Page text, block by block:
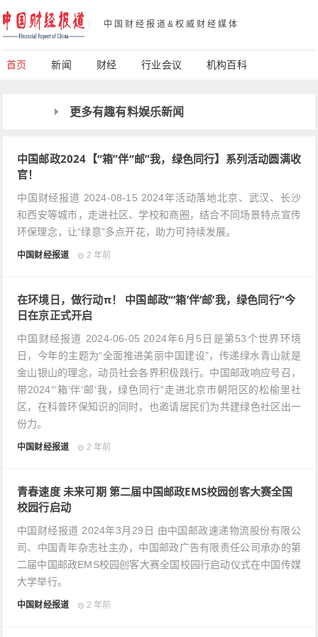
中国财经报道&权威财经媒体
首页 新闻 财经 行业会议 机构百科
更多有趣有料娱乐新闻
中国邮政2024【“箱”伴“邮”我，绿色同行】系列活动圆满收
官！
中国财经报道 2024-08-15 2024年活动落地北京、武汉、长沙
和西安等城市，走进社区、学校和商圈，结合不同场景特点宣传
环保理念，让“绿意”多点开花，助力可持续发展。
中国财经报道 2 年前
在环境日，做行动π！ 中国邮政“‘箱’伴‘邮’我，绿色同行”今
日在京正式开启
中国财经报道 2024-06-05 2024年6月5日是第53个世界环境
日，今年的主题为“全面推进美丽中国建设”，传递绿水青山就是
金山银山的理念，动员社会各界积极践行。中国邮政响应号召，
带2024“‘箱’伴‘邮’我，绿色同行”走进北京市朝阳区的松榆里社
区，在科普环保知识的同时，也邀请居民们为共建绿色社区出一
份力。
中国财经报道 2 年前
青春速度 未来可期 第二届中国邮政EMS校园创客大赛全国
校园行启动
中国财经报道 2024年3月29日 由中国邮政速递物流股份有限公
司、中国青年杂志社主办，中国邮政广告有限责任公司承办的第
二届中国邮政EMS校园创客大赛全国校园行启动仪式在中国传媒
大学举行。
中国财经报道 2 年前